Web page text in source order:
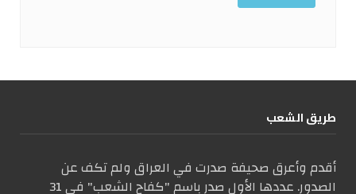
طریق الشعب
أقدم وأعرق صحيفة صدرت في العراق ولم تكف عن
الصدور. عددها الأول صدر باسم "كفاح الشعب" في 31